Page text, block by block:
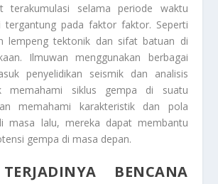
terakumulasi selama periode waktu
tergantung pada faktor faktor. Seperti
lempeng tektonik dan sifat batuan di
Ilmuwan menggunakan berbagai
penyelidikan seismik dan analisis
memahami siklus gempa di suatu
memahami karakteristik dan pola
masa lalu, mereka dapat membantu
gempa di masa depan.
BENCANA